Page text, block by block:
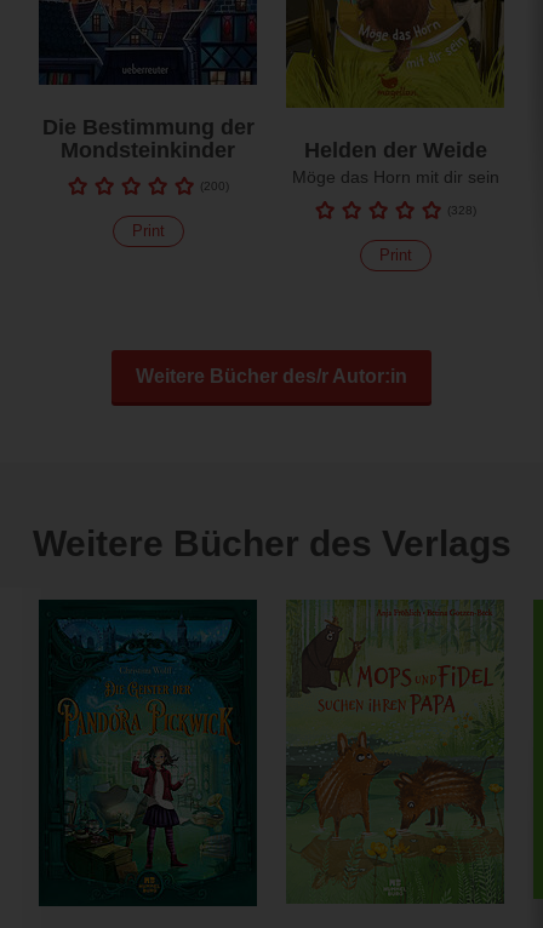
Die Bestimmung der
Mondsteinkinder
(200)
Print
Helden der Weide
Möge das Horn mit dir sein
(328)
Print
Weitere Bücher des/r Autor:in
Weitere Bücher des Verlags